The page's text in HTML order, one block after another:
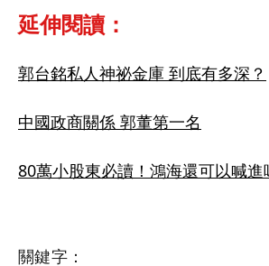
延伸閱讀：
郭台銘私人神祕金庫 到底有多深？
中國政商關係 郭董第一名
80萬小股東必讀！鴻海還可以喊進
關鍵字：